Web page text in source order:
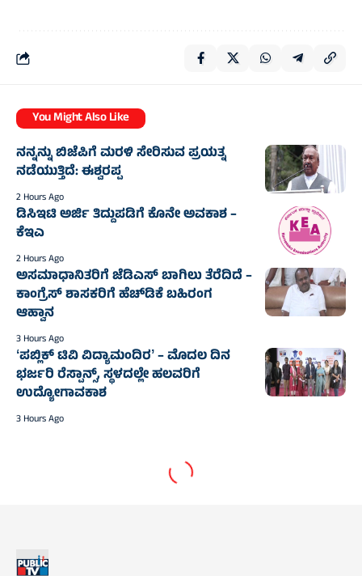
You Might Also Like
ನನ್ನನ್ನು ಬಿಜೆಪಿಗೆ ಮರಳಿ ಸೇರಿಸುವ ಪ್ರಯತ್ನ
ನಡೆಯುತ್ತಿದೆ: ಈಶ್ವರಪ್ಪ
2 Hours Ago
ಡಿಸಿಇಟಿ ಅರ್ಜಿ ತಿದ್ದುಪಡಿಗೆ ಕೊನೇ ಅವಕಾಶ –
ಕೆಇಎ
2 Hours Ago
ಅಸಮಾಧಾನಿತರಿಗೆ ಜೆಡಿಎಸ್‌‍ ಬಾಗಿಲು ತೆರೆದಿದೆ –
ಕಾಂಗ್ರೆಸ್‌‍ ಶಾಸಕರಿಗೆ ಹೆಚ್‌ಡಿಕೆ ಬಹಿರಂಗ
ಆಹ್ವಾನ
3 Hours Ago
ʻಪಬ್ಲಿಕ್‌ ಟಿವಿ ವಿದ್ಯಾಮಂದಿರʼ – ಮೊದಲ ದಿನ
ಭರ್ಜರಿ ರೆಸ್ಪಾನ್ಸ್‌, ಸ್ಥಳದಲ್ಲೇ ಹಲವರಿಗೆ
ಉದ್ಯೋಗಾವಕಾಶ
3 Hours Ago